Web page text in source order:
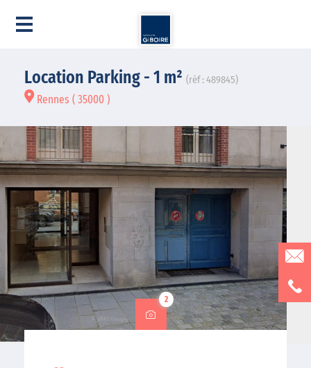
Location Parking - 1 m² (réf : 489845)
Rennes ( 35000 )
2